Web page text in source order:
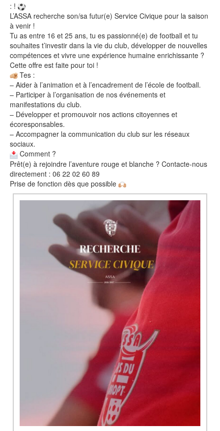
: !
L’ASSA recherche son/sa futur(e) Service Civique pour la saison
à venir !
Tu as entre 16 et 25 ans, tu es passionné(e) de football et tu
souhaites t’investir dans la vie du club, développer de nouvelles
compétences et vivre une expérience humaine enrichissante ?
Cette offre est faite pour toi !
Tes :
– Aider à l’animation et à l’encadrement de l’école de football.
– Participer à l’organisation de nos événements et
manifestations du club.
– Développer et promouvoir nos actions citoyennes et
écoresponsables.
– Accompagner la communication du club sur les réseaux
sociaux.
Comment ?
Prêt(e) à rejoindre l’aventure rouge et blanche ? Contacte-nous
directement : 06 22 02 60 89
Prise de fonction dès que possible